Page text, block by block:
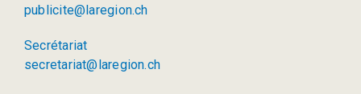
publicite@laregion.ch
Secrétariat
secretariat@laregion.ch